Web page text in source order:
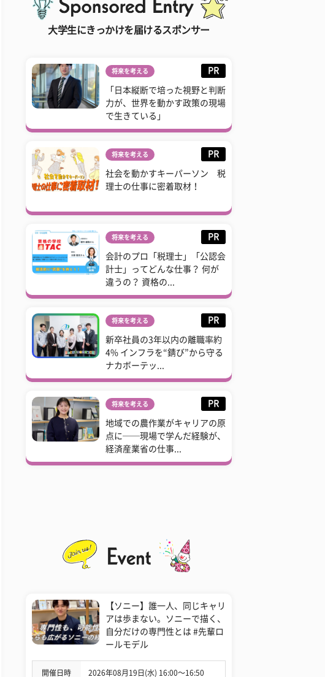
大学生にきっかけを届けるスポンサー
将来を考える PR
「日本縦断で培った視野と判断
力が、世界を動かす政策の現場
で生きている」
将来を考える PR
社会を動かすキーパーソン 税
理士の仕事に密着取材！
将来を考える PR
会計のプロ「税理士」「公認会
計士」ってどんな仕事？ 何が
違うの？ 資格の...
将来を考える PR
新卒社員の3年以内の離職率約
4% インフラを“錆び”から守る
ナカボーテッ...
将来を考える PR
地域での農作業がキャリアの原
点に──現場で学んだ経験が、
経済産業省の仕事...
【ソニー】誰一人、同じキャリ
アは歩まない。ソニーで描く、
自分だけの専門性とは #先輩ロ
ールモデル
開催日時 2026年08月19日(水) 16:00〜16:50